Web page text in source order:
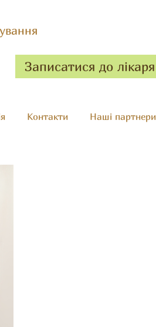
Записатися до лікаря
Контакти Наші партнери